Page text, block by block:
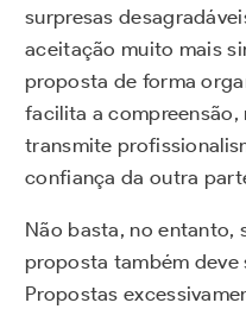
surpresas
aceitação muito mais
proposta de forma
facilita a compreensão,
transmite
confiança da outra
Não basta, no entanto,
proposta também deve
Propostas